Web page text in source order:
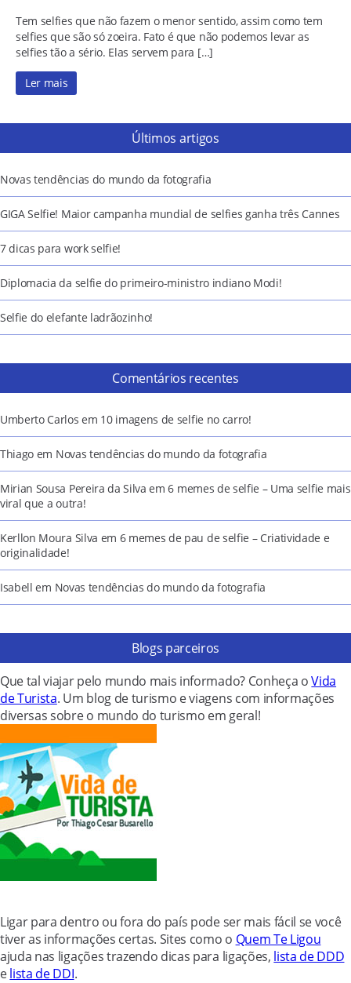
Tem selfies que não fazem o menor sentido, assim como tem
selfies que são só zoeira. Fato é que não podemos levar as
selfies tão a sério. Elas servem para […]
Ler mais
Últimos artigos
Novas tendências do mundo da fotografia
GIGA Selfie! Maior campanha mundial de selfies ganha três Cannes
7 dicas para work selfie!
Diplomacia da selfie do primeiro-ministro indiano Modi!
Selfie do elefante ladrãozinho!
Comentários recentes
Umberto Carlos em 10 imagens de selfie no carro!
Thiago em Novas tendências do mundo da fotografia
Mirian Sousa Pereira da Silva em6 memes de selfie – Uma selfie mais
viral que a outra!
Kerllon Moura Silva em 6 memes de pau de selfie – Criatividade e
originalidade!
Isabell em Novas tendências do mundo da fotografia
Blogs parceiros
Que tal viajar pelo mundo mais informado? Conheça oVida
de Turista. Um blog de turismo e viagens com informações
diversas sobre o mundo do turismo em geral!
Ligar para dentro ou fora do país pode ser mais fácil se você
tiver as informações certas. Sites como o Quem Te Ligou
ajuda nas ligações trazendo dicas para ligações, lista de DDD
elista de DDI.